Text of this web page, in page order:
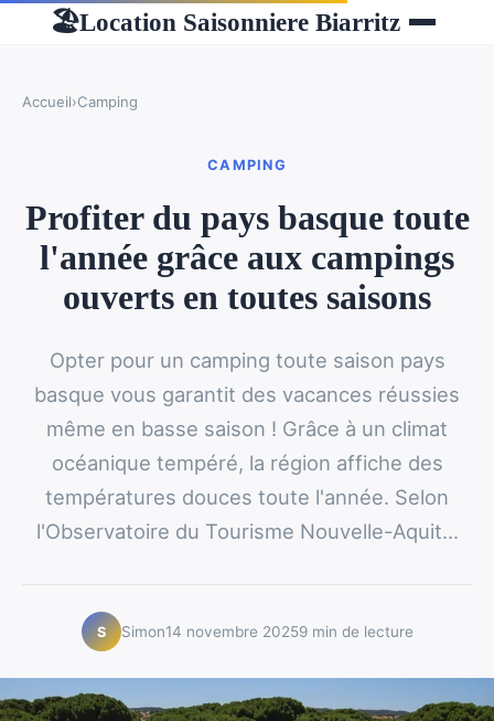
🏖Location Saisonniere Biarritz
Accueil›Camping
CAMPING
Profiter du pays basque toute
l'année grâce aux campings
ouverts en toutes saisons
Opter pour un camping toute saison pays
basque vous garantit des vacances réussies
même en basse saison ! Grâce à un climat
océanique tempéré, la région affiche des
températures douces toute l'année. Selon
l'Observatoire du Tourisme Nouvelle-Aquit...
S Simon14 novembre 20259 min de lecture